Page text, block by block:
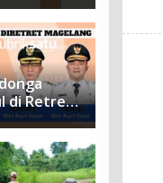
di Retret
Sinergi
untuk